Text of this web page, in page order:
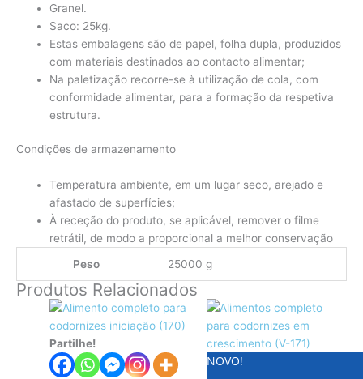
Granel.
Saco: 25kg.
Estas embalagens são de papel, folha dupla, produzidos
com materiais destinados ao contacto alimentar;
Na paletização recorre-se à utilização de cola, com
conformidade alimentar, para a formação da respetiva
estrutura.
Condições de armazenamento
Temperatura ambiente, em um lugar seco, arejado e
afastado de superfícies;
À receção do produto, se aplicável, remover o filme
retrátil, de modo a proporcional a melhor conservação
Peso
25000 g
Produtos Relacionados
Partilhe!
NOVO!